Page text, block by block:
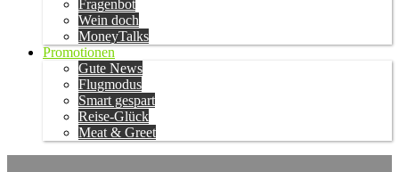
Fragenbot
Wein doch
MoneyTalks
Promotionen
Gute News
Flugmodus
Smart gespart
Reise-Glück
Meat & Greet